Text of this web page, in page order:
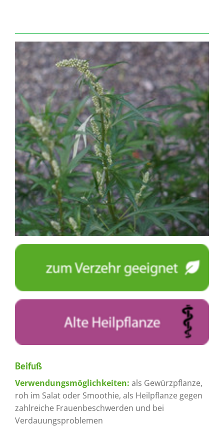
Beifuß
Verwendungsmöglichkeiten: als Gewürzpflanze,
roh im Salat oder Smoothie, als Heilpflanze gegen
zahlreiche Frauenbeschwerden und bei
Verdauungsproblemen